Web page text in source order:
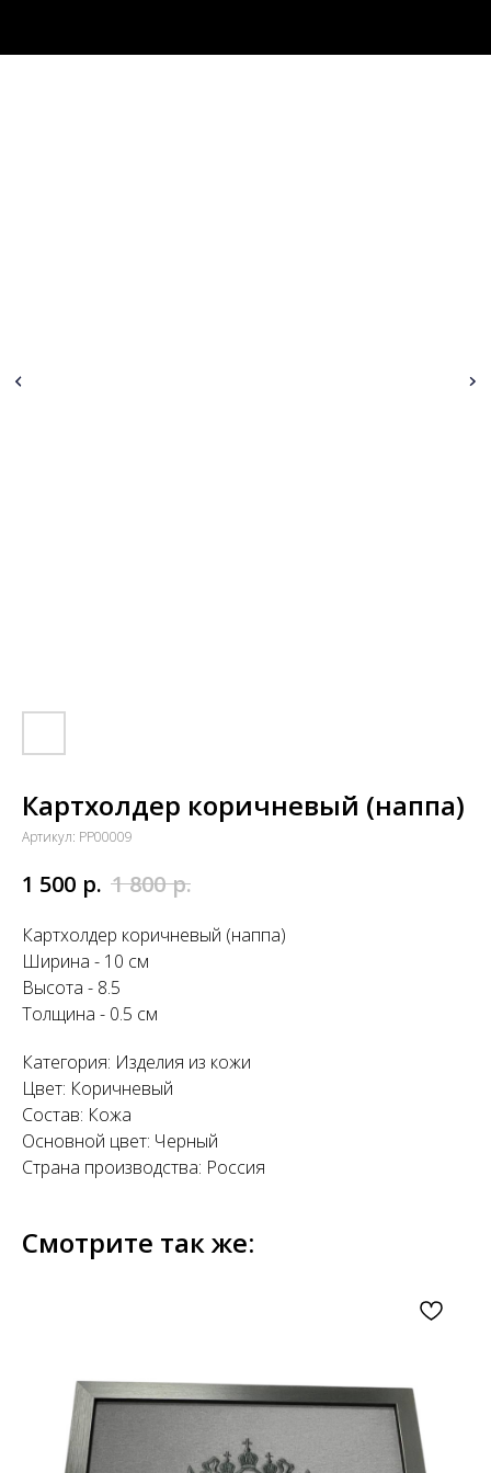
Картхолдер коричневый (наппа)
Артикул: PP00009
1 500 р. 1 800 р.
Картхолдер коричневый (наппа)
Ширина - 10 см
Высота - 8.5
Толщина - 0.5 см
Категория: Изделия из кожи
Цвет: Коричневый
Состав: Кожа
Основной цвет: Черный
Страна производства: Россия
Смотрите так же: